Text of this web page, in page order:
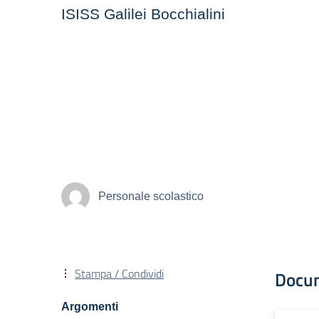
ISISS Galilei Bocchialini
Personale scolastico
Stampa / Condividi
Argomenti